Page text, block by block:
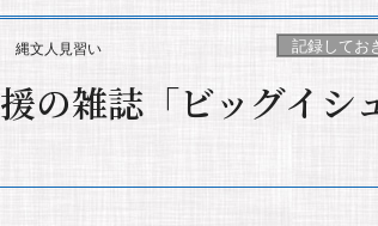
縄文人見習い 記録してお
の雑誌「ビッグイシ